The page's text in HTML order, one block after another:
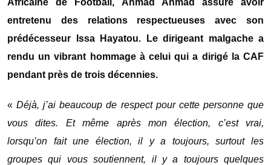
Africaine de Football , Ahmad Ahmad
assure avoir
entretenu des relations respectueuses avec son
prédécesseur
Issa Hayatou. Le dirigeant malgache a
rendu un vibrant hommage à celui qui a dirigé la CAF
pendant près de trois décennies.
«Déjà, j’ai beaucoup de respect pour cette personne que
vous dites. Et même après mon élection, c’est vrai,
lorsqu’on fait une élection, il y a toujours, surtout les
groupes qui vous soutiennent, il y a toujours quelques